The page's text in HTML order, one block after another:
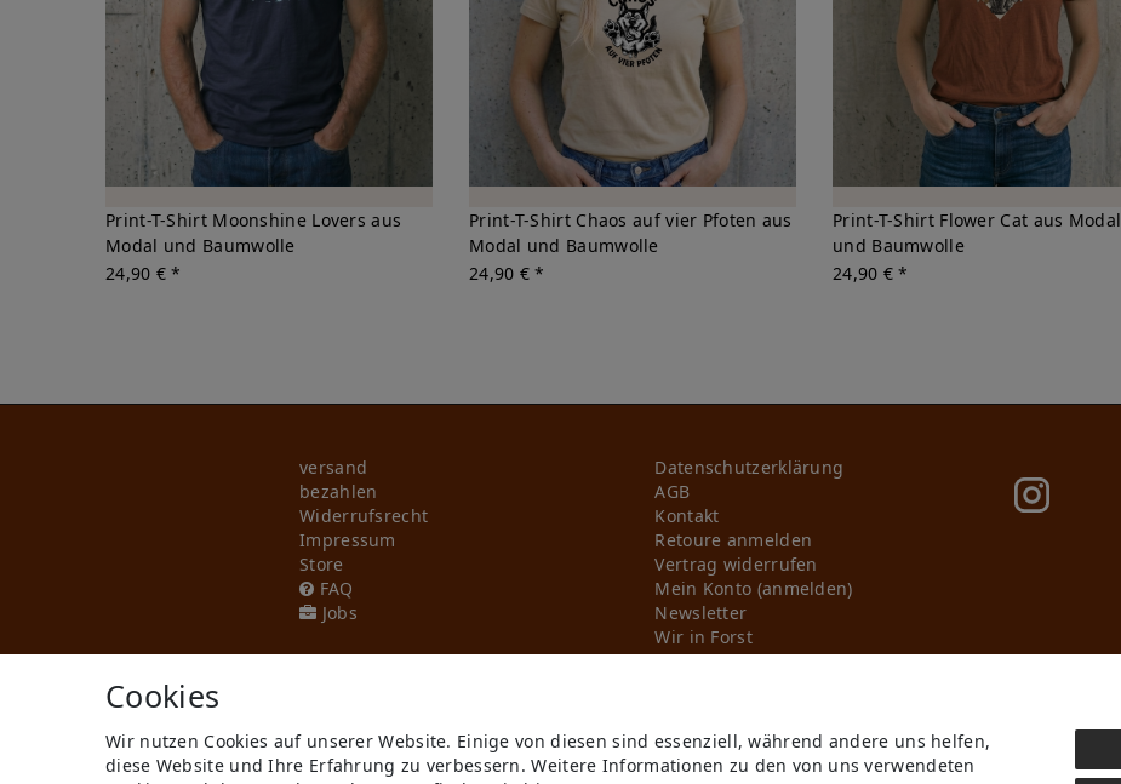
Print-T-Shirt Moonshine Lovers aus
Modal und Baumwolle
24,90 € *
Print-T-Shirt Chaos auf vier Pfoten aus
Modal und Baumwolle
24,90 € *
Print-T-Shirt Flower Cat aus Modal
und Baumwolle
24,90 € *
versand
bezahlen
Widerrufs­recht
Impressum
Store
FAQ
Jobs
Daten­schutz­erklärung
AGB
Kontakt
Retoure anmelden
Vertrag widerrufen
Mein Konto (anmelden)
Newsletter
Wir in Forst
KI-Transparenz
Cookies
Wir nutzen Cookies auf unserer Website. Einige von diesen sind essenziell, während andere uns helfen,
diese Website und Ihre Erfahrung zu verbessern. Weitere Informationen zu den von uns verwendeten